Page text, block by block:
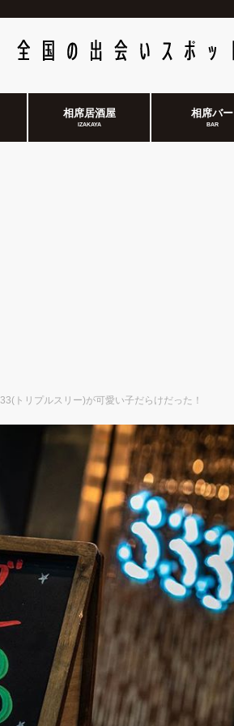
相席居酒屋
IZAKAYA
相席バー
BAR
トリプルスリー)が可愛い子だらけだった！